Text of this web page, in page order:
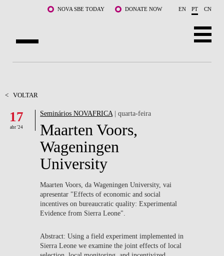
Saltar para o conteúdo principalNOVA SBE TODAY DONATE NOW EN PT CN
DOCENTES E INVESTIGAÇÃO
COMUNIDADE
LIFE AT NOVA SBE
WHAT'S HAPPENING
< VOLTAR
17
abr '24
Seminários NOVAFRICA| quarta-feira
Maarten Voors,
Wageningen
University
Maarten Voors, da Wageningen University, vai
apresentar "Effects of economic and social
incentives on bureaucratic quality: Experimental
Evidence from Sierra Leone".
Abstract: Using a field experiment implemented in
Sierra Leone we examine the joint effects of local